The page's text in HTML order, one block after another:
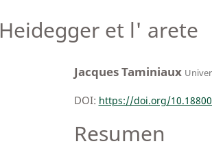
Heidegger et l' arete
Jacques Taminiaux
DOI: https://doi.org/
Resumen